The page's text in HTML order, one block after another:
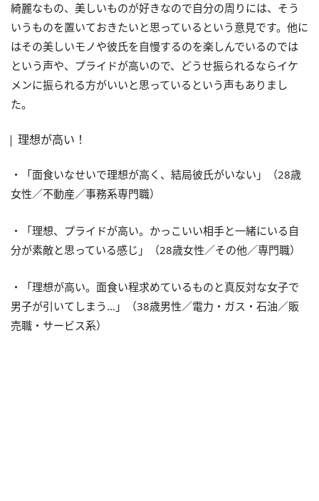
綺麗なもの、美しいものが好きなので自分の周りには、そう
いうものを置いておきたいと思っているという意見です。他に
はその美しいモノや彼氏を自慢するのを楽しんでいるのでは
という声や、プライドが高いので、どうせ振られるならイケ
メンに振られる方がいいと思っているという声もありまし
た。
理想が高い！
・「面食いなせいで理想が高く、結局彼氏がいない」（28歳
女性／不動産／事務系専門職）
・「理想、プライドが高い。かっこいい相手と一緒にいる自
分が素敵と思っている感じ」（28歳女性／その他／専門職）
・「理想が高い。面食い程求めているものと真反対な女子で
男子が引いてしまう…」（38歳男性／電力・ガス・石油／販
売職・サービス系）